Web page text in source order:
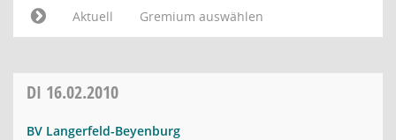
Aktuell
Gremium auswählen
DI 16.02.2010
BV Langerfeld-Beyenburg